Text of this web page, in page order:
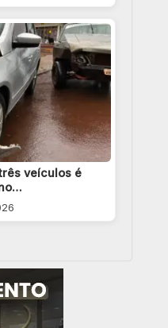
veículos é